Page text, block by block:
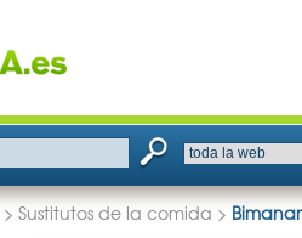
> Sustitutos de la comida >